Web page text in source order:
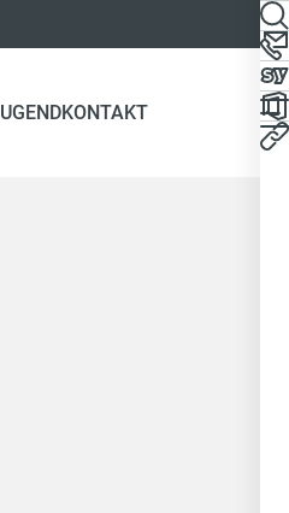
KONTAKT